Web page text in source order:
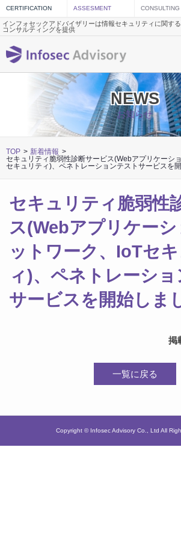
インフォセックアドバイザリーは情報セキュリティに関す
コンサルティングを提供
NEWS
お知らせ
TOP
新着情報
セキュリティ脆弱性診断サービス(Webアプリケーシ
セキュリティ)、ペネトレーションテストサービスを開
セキュリティ脆弱性
ス(Webアプリケー
ットワーク、IoTセ
ィ)、ペネトレーショ
サービスを開始しま
掲
一覧に戻る
Copyright © Infosec Advisory Co., Ltd All